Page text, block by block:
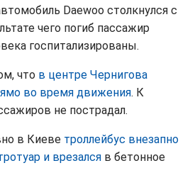
Daewoo столкнулся с
чего погиб пассажир
госпитализированы.
что в центре Чернигова
во время движения. К
не пострадал.
в Киеве троллейбус внезапно
и врезался в бетонное